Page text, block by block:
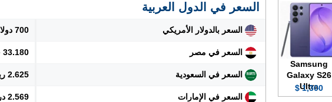
السعر في الدول العربية
السعر بالدولار الأمريكي 700 دولار
السعر في مصر 33.180 جنيه
السعر في السعودية 2.625 ريال
السعر في الإمارات 2.569 درهم
Samsung
Galaxy S26
Ultra
1,300 $